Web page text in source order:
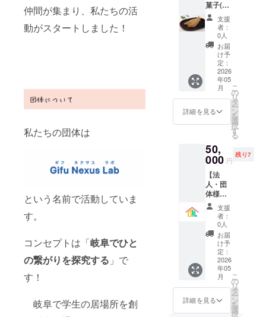
仲間が集まり、私たちの活
動がスタートしました！
私たちの団体は
という名前で活動していま
す。
コンセプトは「岐阜でひと
の繋がりを探究する 」で
す！
岐阜で学生の居場所を創
予めご
了承く
ださ
い。
法：常
温で保
材料及
び添加
物等の
食品表
示はお
届け商
品のラ
表記さ
れま
前には
必ずお
届けの
リター
ンに貼
付され
たラベ
ルや注
意書き
をご確
認くだ
さい。
※送料込
みとな
りま
画像は
イメー
月01日
から令
和8年7
月31日
までと
させて
いただ
きま
す。 ※
当日、
お名前
と電話
せてい
ただき
ます。
※プレ開
催（12
月，2
月）で
は使用
できま
せんの
でご了
承くだ
さい。
※万が
一、子
堂を開
設でき
【活動
報告の
み】リ
ターン
と同じ
内容に
なりま
す。
菓子(10
個入り)
＆しお
りセッ
ト】 オ
リジナ
ルしお
りと鮎
菓子を
ご自宅
にお送
りいた
しま
す。 ※
告も来
年度末
にメー
ルでお
送りい
たしま
す。 ＜
リター
ン内容
＞ ・鮎
菓子
「御初
尾」10
個入り
・活動
報告書
（令和
支援
者：
0人
お届
け予
定：
2026
年05
月
詳細を見る
こ
の
リ
タ
ー
ン
を
選
択
す
る
50,
000 円
残り7
【法
人・団
体様用
チラシ
への掲
載】 本
団体の
イベン
トチラ
シ等に
１年
間、お
名前を
掲載い
たしま
支援
者：
0人
お届
け予
定：
2026
年05
月
詳細を見る
こ
の
リ
タ
ー
ン
を
選
択